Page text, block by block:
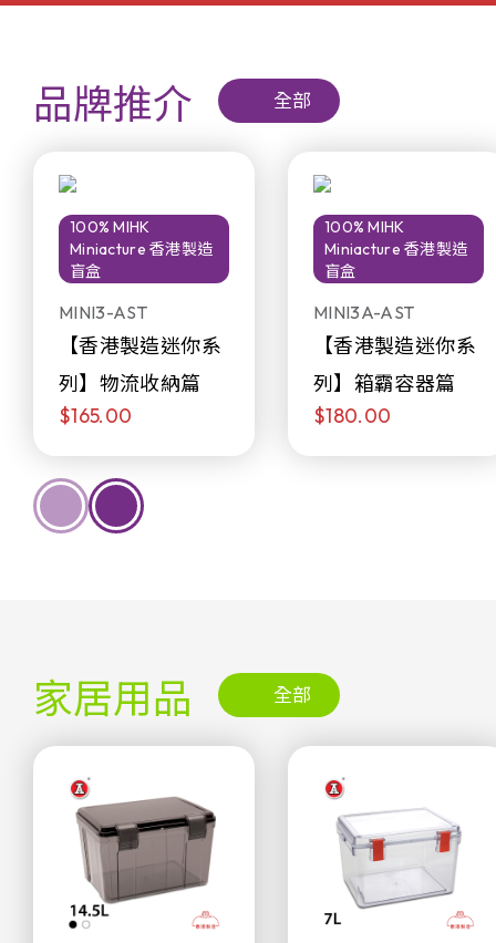
品牌推介 全部
100% MIHK
Miniacture 香港製造
盲盒
MINI3-AST
【香港製造迷你系
列】物流收納篇
$165.00
100% MIHK
Miniacture 香港製造
盲盒
MINI3A-AST
【香港製造迷你系
列】箱霸容器篇
$180.00
家居用品 全部